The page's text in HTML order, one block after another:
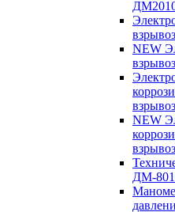
NEW
NEW
ДМ-